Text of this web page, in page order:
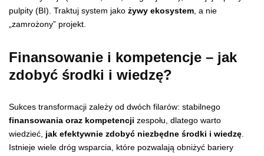
pulpity (BI). Traktuj system jako żywy ekosystem, a nie
„zamrożony” projekt.
Finansowanie i kompetencje – jak
zdobyć środki i wiedzę?
Sukces transformacji zależy od dwóch filarów: stabilnego
finansowania oraz kompetencji zespołu, dlatego warto
wiedzieć, jak efektywnie zdobyć niezbędne środki i wiedzę.
Istnieje wiele dróg wsparcia, które pozwalają obniżyć bariery